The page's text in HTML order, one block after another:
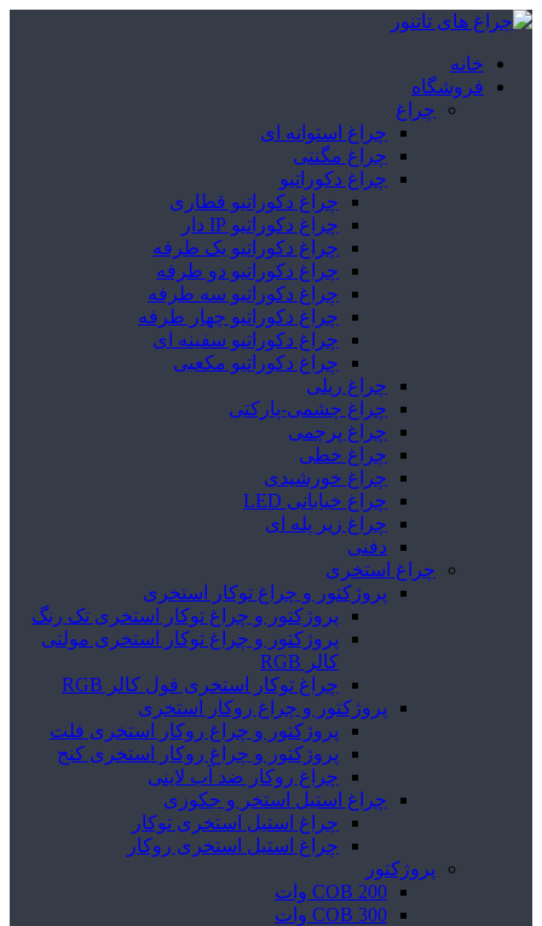
خانه
فروشگاه
چراغ
چراغ استوانه ای
چراغ مگنتی
چراغ دکوراتیو
چراغ دکوراتیو قطاری
چراغ دکوراتیو IP دار
چراغ دکوراتیو یک طرفه
چراغ دکوراتیو دو طرفه
چراغ دکوراتیو سه طرفه
چراغ دکوراتیو چهار طرفه
چراغ دکوراتیو سفینه ای
چراغ دکوراتیو مکعبی
چراغ ریلی
چراغ چشمی-پارکتی
چراغ پرچمی
چراغ خطی
چراغ خورشیدی
چراغ خیابانی LED
چراغ زیر پله ای
دفنی
چراغ استخری
پروژکتور و چراغ توکار استخری
پروژکتور و چراغ توکار استخری تک رنگ
پروژکتور و چراغ توکار استخری مولتی
کالر RGB
چراغ توکار استخری فول کالر RGB
پروژکتور و چراغ روکار استخری
پروژکتور و چراغ روکار استخری فلت
پروژکتور و چراغ روکار استخری کنج
چراغ روکار ضد آب لاینی
چراغ استیل استخر و جکوزی
چراغ استیل استخری توکار
چراغ استیل استخری روکار
پروژکتور
COB 200 وات
COB 300 وات